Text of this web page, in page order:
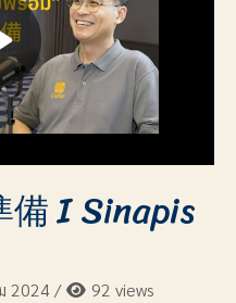
I Sinapis
2024/
92 views